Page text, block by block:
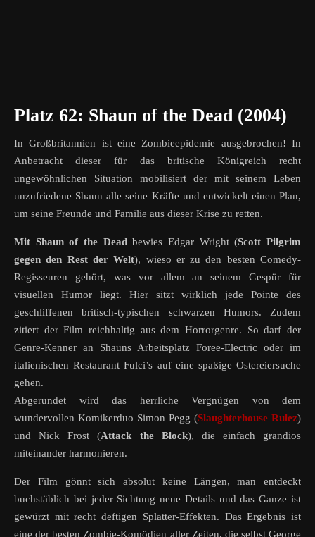
Platz 62: Shaun of the Dead (2004)
In Großbritannien ist eine Zombieepidemie ausgebrochen! In
Anbetracht dieser für das britische Königreich recht
ungewöhnlichen Situation mobilisiert der mit seinem Leben
unzufriedene Shaun alle seine Kräfte und entwickelt einen Plan,
um seine Freunde und Familie aus dieser Krise zu retten.
Mit Shaun of the Deadbewies Edgar Wright (Scott Pilgrim
gegen den Rest der Welt), wieso er zu den besten Comedy-
Regisseuren gehört, was vor allem an seinem Gespür für
visuellen Humor liegt. Hier sitzt wirklich jede Pointe des
geschliffenen britisch-typischen schwarzen Humors. Zudem
zitiert der Film reichhaltig aus dem Horrorgenre. So darf der
Genre-Kenner an Shauns Arbeitsplatz Foree-Electric oder im
italienischen Restaurant Fulci’s auf eine spaßige Ostereiersuche
gehen.
Abgerundet wird das herrliche Vergnügen von dem
wundervollen Komikerduo Simon Pegg (Slaughterhouse Rulez)
und Nick Frost (Attack the Block), die einfach grandios
miteinander harmonieren.
Der Film gönnt sich absolut keine Längen, man entdeckt
buchstäblich bei jeder Sichtung neue Details und das Ganze ist
gewürzt mit recht deftigen Splatter-Effekten. Das Ergebnis ist
eine der besten Zombie-Komödien aller Zeiten, die selbst George